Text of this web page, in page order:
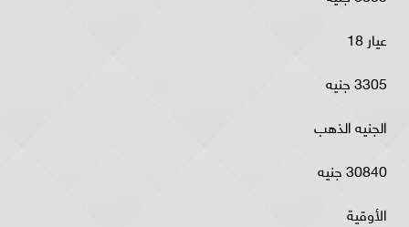
عيار 18
3305 جنيه
الجنيه الذهب
30840 جنيه
الأوقية